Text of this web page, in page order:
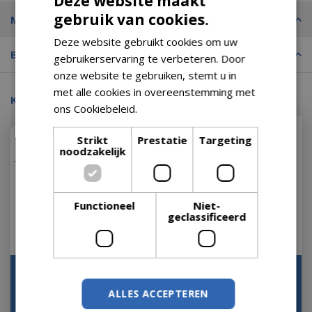
Merk
Bezorgopties
Kijk ook eens naar:
Rechthoek Grijs 400 x
zand met houtlook
frame
gebruik van cookies.
Deze website gebruikt cookies om uw
gebruikerservaring te verbeteren. Door
onze website te gebruiken, stemt u in
met alle cookies in overeenstemming met
ons Cookiebeleid.
Strikt
noodzakelijk
Prestatie Targeting
Functioneel
Niet-
geclassificeerd
ALLES ACCEPTEREN